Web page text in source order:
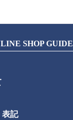
SHOP GUIDE
表記